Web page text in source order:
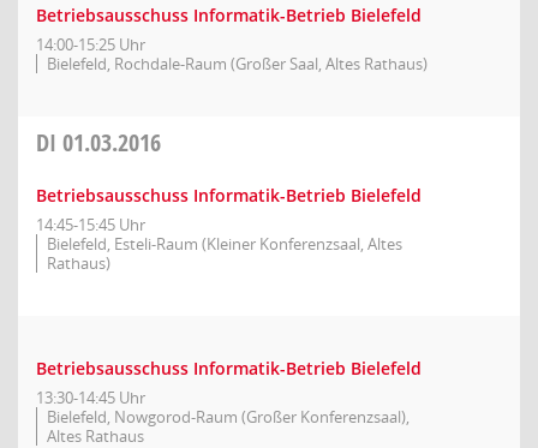
Betriebsausschuss Informatik-Betrieb Bielefeld
14:00-15:25 Uhr
Bielefeld, Rochdale-Raum (Großer Saal, Altes Rathaus)
DI 01.03.2016
Betriebsausschuss Informatik-Betrieb Bielefeld
14:45-15:45 Uhr
Bielefeld, Esteli-Raum (Kleiner Konferenzsaal, Altes
Rathaus)
Betriebsausschuss Informatik-Betrieb Bielefeld
13:30-14:45 Uhr
Bielefeld, Nowgorod-Raum (Großer Konferenzsaal),
Altes Rathaus